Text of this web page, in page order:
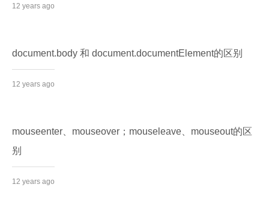
12 years ago
document.body 和 document.documentElement的区别
12 years ago
mouseenter、mouseover；mouseleave、mouseout的区
别
12 years ago